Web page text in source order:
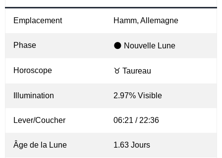
Emplacement Hamm, Allemagne
Phase 🌑 Nouvelle Lune
Horoscope ♉ Taureau
Illumination 2.97% Visible
Lever/Coucher 06:21 / 22:36
Âge de la Lune 1.63 Jours